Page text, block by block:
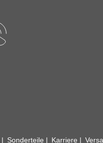
Sonderteile Karriere